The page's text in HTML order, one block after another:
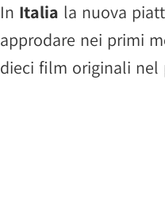
In Italia la nuova
approdare nei primi
dieci film originali nel